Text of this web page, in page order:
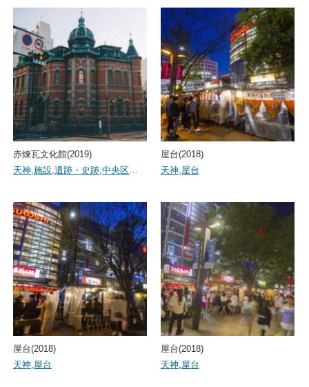
赤煉瓦文化館(2019)
天神,施設,遺跡・史跡,中央区…
屋台(2018)
天神,屋台
屋台(2018)
天神,屋台
屋台(2018)
天神,屋台